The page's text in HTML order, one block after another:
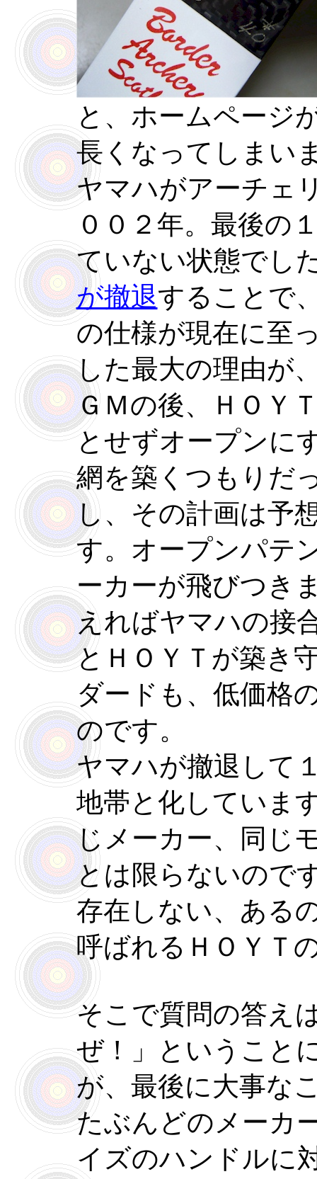
と、ホームページ
長くなってしまい
ヤマハがアーチェ
００２年。最後の
ていない状態でし
が撤退することで
の仕様が現在に至
した最大の理由が
ＧＭの後、ＨＯＹ
とせずオープンに
網を築くつもりだ
し、その計画は予
す。オープンパテ
ーカーが飛びつき
えればヤマハの接
とＨＯＹＴが築き
ダードも、低価格
のです。
ヤマハが撤退して
地帯と化していま
じメーカー、同じ
とは限らないので
存在しない、ある
呼ばれるＨＯＹＴ
そこで質問の答え
ぜ！」ということ
が、最後に大事な
たぶんどのメーカ
イズのハンドルに